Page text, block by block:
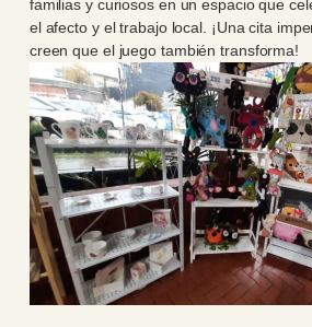
familias y curiosos en un espacio que
el afecto y el trabajo local. ¡Una cita
creen que el juego también transforma!